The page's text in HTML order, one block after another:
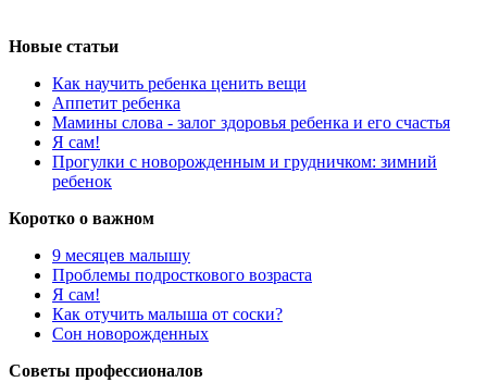
Новые статьи
Как научить ребенка ценить вещи
Аппетит ребенка
Мамины слова - залог здоровья ребенка и его счастья
Я сам!
Прогулки с новорожденным и грудничком: зимний
ребенок
Коротко о важном
9 месяцев малышу
Проблемы подросткового возраста
Я сам!
Как отучить малыша от соски?
Сон новорожденных
Советы профессионалов